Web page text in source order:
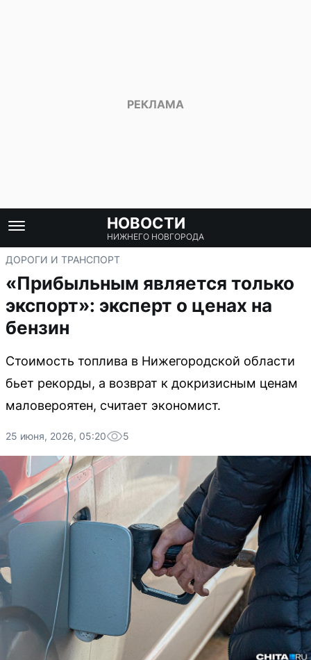
НОВОСТИ
НИЖНЕГО НОВГОРОДА
ДОРОГИ И ТРАНСПОРТ
«Прибыльным является только
экспорт»: эксперт о ценах на
бензин
Стоимость топлива в Нижегородской области
бьет рекорды, а возврат к докризисным ценам
маловероятен, считает экономист.
25 июня, 2026, 05:20 5